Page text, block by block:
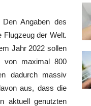
Angaben des
der Welt.
Jahr 2022 sollen
von maximal 800
dadurch massiv
aus, dass die
aktuell genutzten